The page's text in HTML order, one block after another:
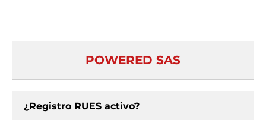
POWERED SAS
¿Registro RUES activo?